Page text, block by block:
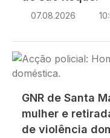
07.08.2026
Imagem
GNR de Santa
mulher e
de violência